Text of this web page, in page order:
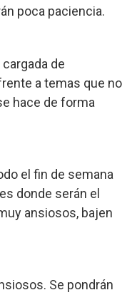
poca paciencia.
de
a temas que no
hace de forma
el fin de semana
donde serán el
ansiosos, bajen
Se pondrán